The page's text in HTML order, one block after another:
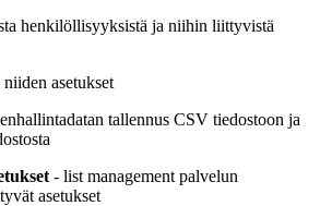
henkilöllisyyksistä ja niihin liittyvistä
asetukset
tallennus CSV tiedostoon ja
- list management palvelun
asetukset